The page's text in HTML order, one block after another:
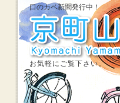
口のカベ新聞発行中！
お気軽にご覧下さい。